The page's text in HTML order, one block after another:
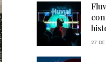
27